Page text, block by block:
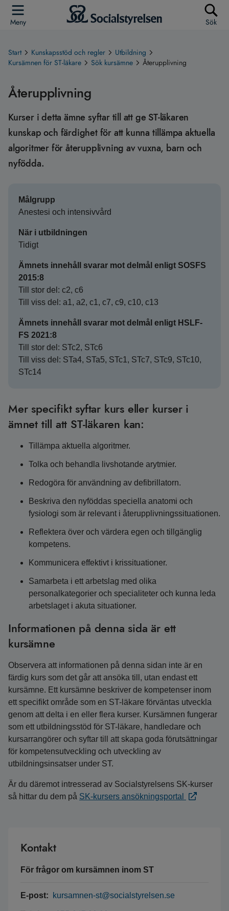
Meny Sök
Start Kunskapsstöd och regler
Utbildning
Kursämnen för ST-läkare
Sök kursämne Återupplivning
Återupplivning
Kurser i detta ämne syftar till att ge ST-läkaren
kunskap och färdighet för att kunna tillämpa aktuella
algoritmer för återupplivning av vuxna, barn och
nyfödda.
Målgrupp
Anestesi och intensivvård
När i utbildningen
Tidigt
Ämnets innehåll svarar mot delmål enligt SOSFS
2015:8
Till stor del: c2, c6
Till viss del: a1, a2, c1, c7, c9, c10, c13
Ämnets innehåll svarar mot delmål enligt HSLF-
FS 2021:8
Till stor del: STc2, STc6
Till viss del: STa4, STa5, STc1, STc7, STc9, STc10,
STc14
Mer specifikt syftar kurs eller kurser i
ämnet till att ST-läkaren kan:
Tillämpa aktuella algoritmer.
Tolka och behandla livshotande arytmier.
Redogöra för användning av defibrillatorn.
Beskriva den nyföddas speciella anatomi och
fysiologi som är relevant i återupplivningssituationen.
Reflektera över och värdera egen och tillgänglig
kompetens.
Kommunicera effektivt i krissituationer.
Samarbeta i ett arbetslag med olika
personalkategorier och specialiteter och kunna leda
arbetslaget i akuta situationer.
Informationen på denna sida är ett
kursämne
Observera att informationen på denna sidan inte är en
färdig kurs som det går att ansöka till, utan endast ett
kursämne. Ett kursämne beskriver de kompetenser inom
ett specifikt område som en ST-läkare förväntas utveckla
genom att delta i en eller flera kurser. Kursämnen fungerar
som ett utbildningsstöd för ST-läkare, handledare och
kursarrangörer och syftar till att skapa goda förutsättningar
för kompetensutveckling och utveckling av
utbildningsinsatser under ST.
Är du däremot intresserad av Socialstyrelsens SK-kurser
så hittar du dem på SK-kursers ansökningsportal
Kontakt
För frågor om kursämnen inom ST
E-post: kursamnen-st@socialstyrelsen.se